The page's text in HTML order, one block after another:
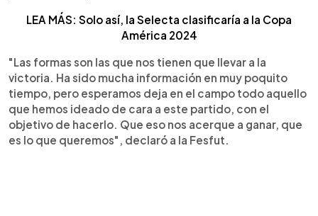
LEA MÁS: Solo así, la Selecta clasificaría a la Copa
América 2024
"Las formas son las que nos tienen que llevar a la
victoria. Ha sido mucha información en muy poquito
tiempo, pero esperamos deja en el campo todo aquello
que hemos ideado de cara a este partido, con el
objetivo de hacerlo. Que eso nos acerque a ganar, que
es lo que queremos", declaró a la Fesfut.